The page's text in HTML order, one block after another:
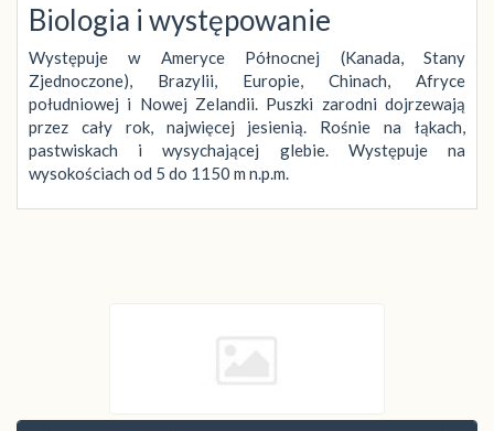
Biologia i występowanie
Występuje w Ameryce Północnej (Kanada, Stany
Zjednoczone), Brazylii, Europie, Chinach, Afryce
południowej i Nowej Zelandii. Puszki zarodni dojrzewają
przez cały rok, najwięcej jesienią. Rośnie na łąkach,
pastwiskach i wysychającej glebie. Występuje na
wysokościach od 5 do 1150 m n.p.m.